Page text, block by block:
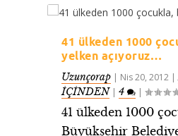
41 ülkeden 1000
yelken açıyoruz…
Uzunçorap | Nis 20, 2012 |
İÇİNDEN|4 |
41 ülkeden 1000
Büyükşehir